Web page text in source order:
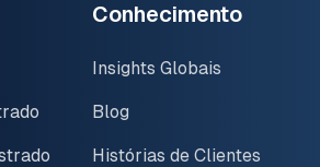
Conhecimento
Insights Globais
Blog
Histórias de Clientes